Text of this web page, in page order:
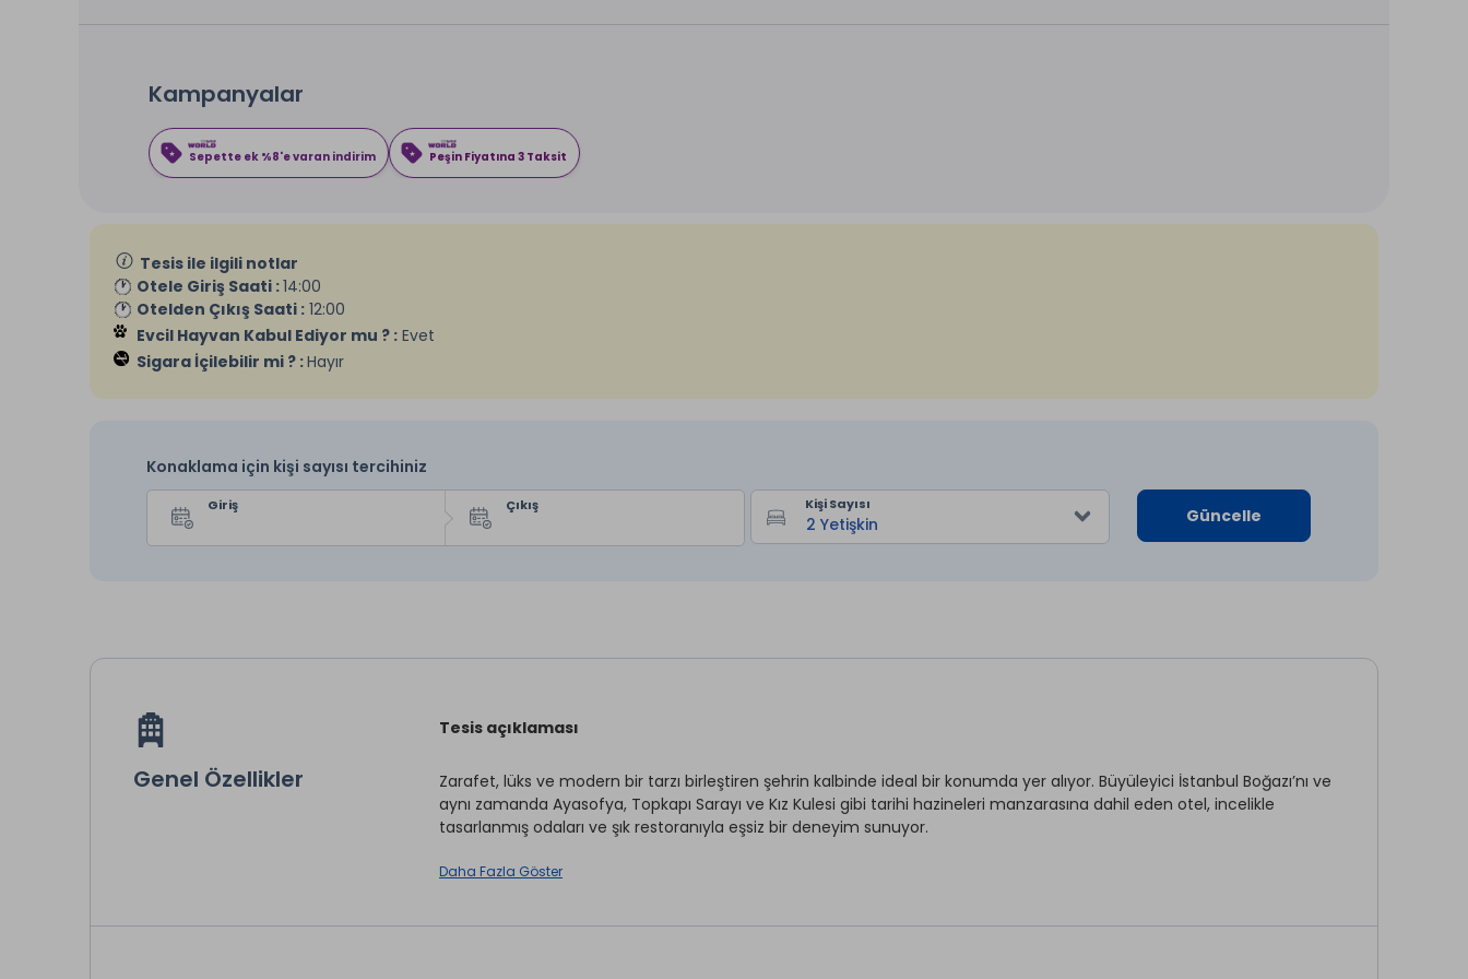
Kampanyalar
Sepette ek %8'e varan indirim Peşin Fiyatına 3 Taksit
Tesis ile ilgili notlar
Otele Giriş Saati :14:00
Otelden Çıkış Saati : 12:00
Evcil Hayvan Kabul Ediyor mu ? : Evet
Sigara İçilebilir mi ? :Hayır
Konaklama için kişi sayısı tercihiniz
Giriş Çıkış Kişi Sayısı
Güncelle
Genel Özellikler
Tesis açıklaması
Zarafet, lüks ve modern bir tarzı birleştiren şehrin kalbinde ideal bir konumda yer alıyor. Büyüleyici İstanbul Boğazı’nı ve
aynı zamanda Ayasofya, Topkapı Sarayı ve Kız Kulesi gibi tarihi hazineleri manzarasına dahil eden otel, incelikle
tasarlanmış odaları ve şık restoranıyla eşsiz bir deneyim sunuyor.
The Maestro Hotel 28 Deluxe Oda, 11 Suit, 5 Executive Oda, 1 Vegan Oda, 1 Engelli(Executive) Odası ve 1 Penthouse
makinesi, yastık menüsü, ütü, kasa, buklet malzemeleri mevcuttur.
Daha Fazla Göster